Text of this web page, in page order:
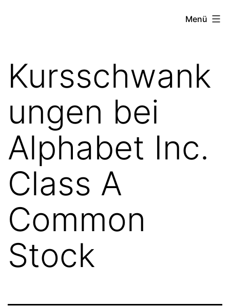
project
Menü
Kursschwank
ungen bei
Alphabet Inc.
Class A
Common
Stock